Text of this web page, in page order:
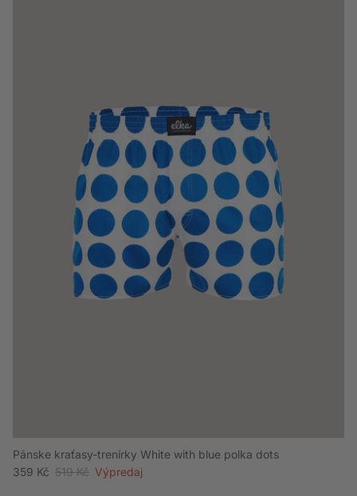
Pánske kraťasy-trenírky White with blue polka dots
Akciová cena
359 Kč Bežná cena
519 Kč Výpredaj